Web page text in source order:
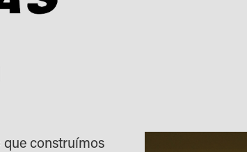
construímos